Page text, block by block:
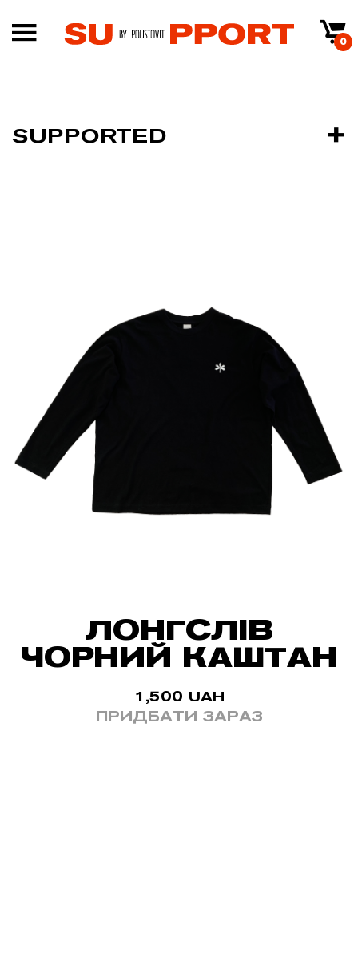
0
SUPPORTED
ЛОНГСЛІВ
ЧОРНИЙ КАШТАН
1,500 UAH
ПРИДБАТИ ЗАРАЗ